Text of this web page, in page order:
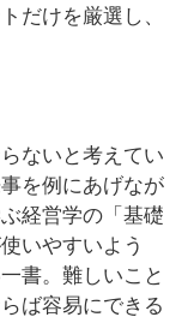
だけを厳選し、
ないと考えてい
を例にあげなが
経営学の「基礎
いやすいよう
書。難しいこと
ば容易にできる